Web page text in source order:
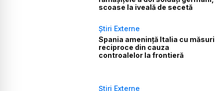
scoase la iveală de secetă
Știri Externe
Spania amenință Italia cu măsuri
reciproce din cauza
controalelor la frontieră
Știri Externe